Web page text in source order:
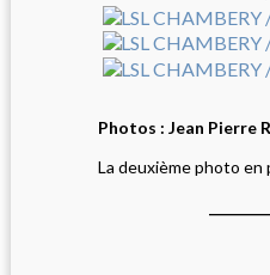
Photos : Jean Pierre
La deuxième photo